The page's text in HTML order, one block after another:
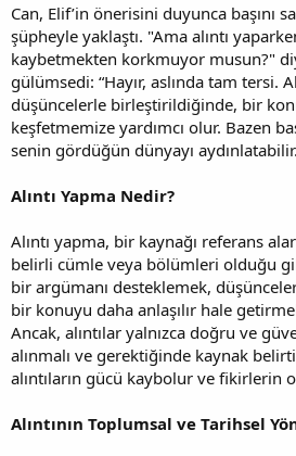
Can, Elif’in önerisini duyunca başını
şüpheyle yaklaştı. "Ama alıntı
kaybetmekten korkmuyor musun?"
gülümsedi: “Hayır, aslında tam tersi.
düşüncelerle birleştirildiğinde, bir
keşfetmemize yardımcı olur. Bazen
senin gördüğün dünyayı
Alıntı Yapma Nedir?
Alıntı yapma, bir kaynağı referans
belirli cümle veya bölümleri olduğu
bir argümanı desteklemek,
bir konuyu daha anlaşılır hale
Ancak, alıntılar yalnızca doğru ve
alınmalı ve gerektiğinde kaynak
alıntıların gücü kaybolur ve fikirlerin
Alıntının Toplumsal ve Tarihsel